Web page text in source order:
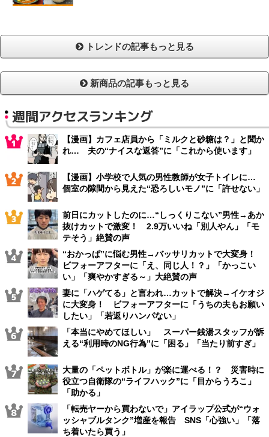
トレンドの記事もっと見る
新商品の記事もっと見る
週間アクセスランキング
【漫画】カフェ店員から「ミルクと砂糖は？」と聞か
れ… 夫の“ナイスな返答”に「これから使います」
【漫画】小学校で人気の男性教師が女子トイレに…
個室の隙間から見えた“恐ろしいモノ”に「許せない」
前日にカットしたのに…“しっくりこない”男性→あか
抜けカットで激変！ 2.9万いいね「別人やん」「モ
テそう」絶賛の声
“おかっぱ”に悩む男性→バッサリカットで大変身！
ビフォーアフターに「え、同じ人！？」「かっこい
い」「爽やかすぎる～」大絶賛の声
妻に「ハゲてる」と言われ…カットで解決→イケオジ
に大変身！ ビフォーアフターに「うちの夫もお願い
したい」「若返りハンパない」
「本当にやめてほしい」 スーパー銭湯スタッフが訴
える“利用時のNG行為”に「困る」「当たり前すぎ」
大量の「ペットボトル」が楽に運べる！？ 災害時に
役立つ自衛隊の“ライフハック”に「目からうろこ」
「助かる」
「転売ヤーから買わないで」アイラップ公式が“ウォ
ッシャブルタンク”増産を報告 SNS「心強い」「落
ち着いたら買う」